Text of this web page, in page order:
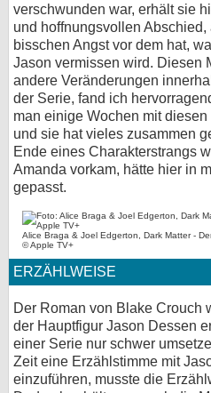
verschwunden war, erhält sie
und hoffnungsvollen
bisschen Angst vor dem hat,
Jason vermissen wird. Diesen
andere Veränderungen
der Serie, fand ich
man einige Wochen mit
und sie hat vieles zusammen
Ende eines Charakterstrangs
Amanda vorkam, hätte hier in
gepasst.
Alice Braga & Joel Edgerton, Dark Matter -
© Apple TV+
ERZÄHLWEISE
Der Roman von Blake Crouch
der Hauptfigur Jason Dessen
einer Serie nur schwer
Zeit eine Erzählstimme mit
einzuführen, musste die